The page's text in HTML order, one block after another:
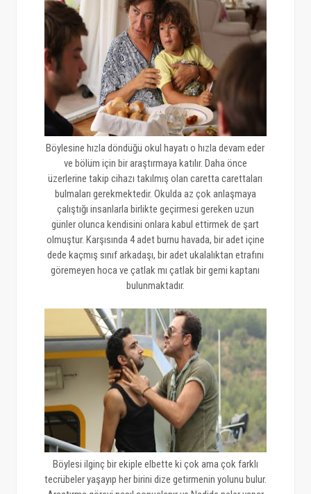
Böylesine hızla döndüğü okul hayatı o hızla devam eder
ve bölüm için bir araştırmaya katılır. Daha önce
üzerlerine takip cihazı takılmış olan caretta carettaları
bulmaları gerekmektedir. Okulda az çok anlaşmaya
çalıştığı insanlarla birlikte geçirmesi gereken uzun
günler olunca kendisini onlara kabul ettirmek de şart
olmuştur. Karşısında 4 adet burnu havada, bir adet içine
dede kaçmış sınıf arkadaşı, bir adet ukalalıktan etrafını
göremeyen hoca ve çatlak mı çatlak bir gemi kaptanı
bulunmaktadır.
Böylesi ilginç bir ekiple elbette ki çok ama çok farklı
tecrübeler yaşayıp her birini dize getirmenin yolunu bulur.